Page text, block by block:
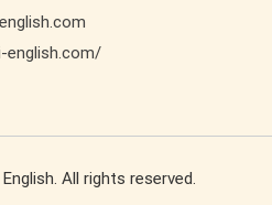
All rights reserved.